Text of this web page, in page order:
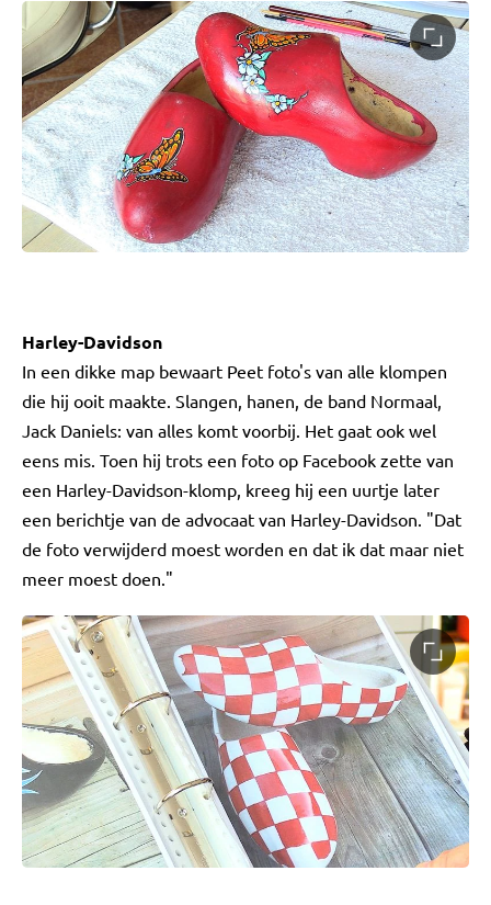
Harley-Davidson
In een dikke map bewaart Peet foto's van alle klompen
die hij ooit maakte. Slangen, hanen, de band Normaal,
Jack Daniels: van alles komt voorbij. Het gaat ook wel
eens mis. Toen hij trots een foto op Facebook zette van
een Harley-Davidson-klomp, kreeg hij een uurtje later
een berichtje van de advocaat van Harley-Davidson. "Dat
de foto verwijderd moest worden en dat ik dat maar niet
meer moest doen."